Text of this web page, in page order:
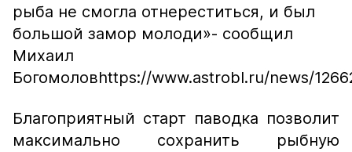
рыба не смогла отнереститься, и был
большой замор молоди»- сообщил
Михаил
Богомоловhttps://www.astrobl.ru/news/
Благоприятный старт паводка позволит
максимально сохранить рыбную